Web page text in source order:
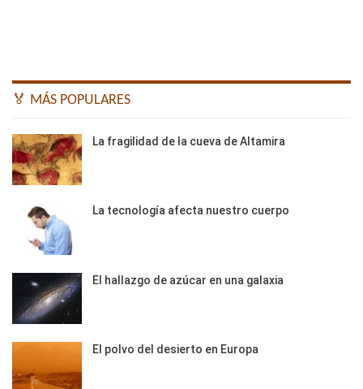
🏅 MÁS POPULARES
La fragilidad de la cueva de Altamira
La tecnología afecta nuestro cuerpo
El hallazgo de azúcar en una galaxia
El polvo del desierto en Europa